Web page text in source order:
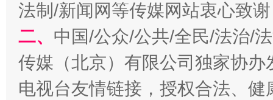
法制/新闻网等传媒网站衷心致
二、 中国/公众/公共/全民/法治/
传媒（北京）有限公司独家协
电视台友情链接，授权合法、